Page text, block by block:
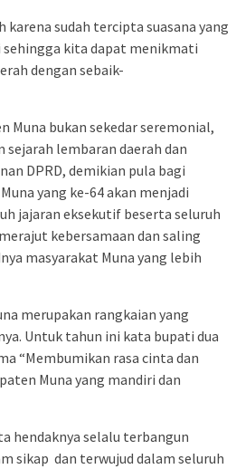
karena sudah tercipta suasana yang
kita dapat menikmati
dengan sebaik-
Muna bukan sekedar seremonial,
lembaran daerah dan
DPRD, demikian pula bagi
yang ke-64 akan menjadi
jajaran eksekutif beserta seluruh
kebersamaan dan saling
masyarakat Muna yang lebih
merupakan rangkaian yang
Untuk tahun ini kata bupati dua
“Membumikan rasa cinta dan
Muna yang mandiri dan
hendaknya selalu terbangun
sikap dan terwujud dalam seluruh